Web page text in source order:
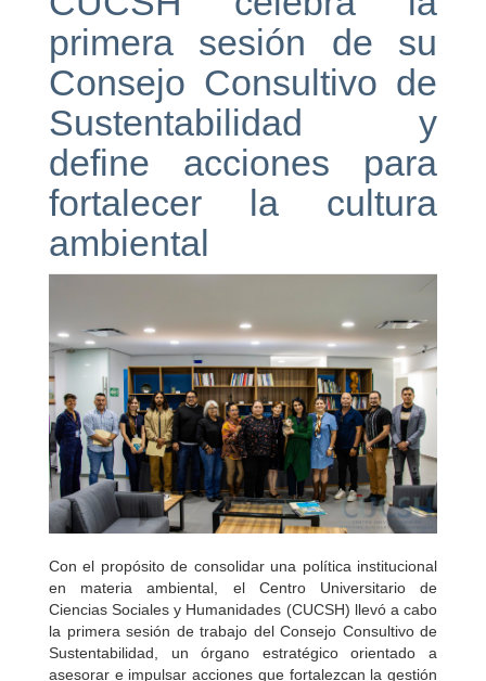
primera sesión de su
Consejo Consultivo de
Sustentabilidad y
define acciones para
fortalecer la cultura
ambiental
Con el propósito de consolidar una política institucional
en materia ambiental, el Centro Universitario de
Ciencias Sociales y Humanidades (CUCSH) llevó a cabo
la primera sesión de trabajo del Consejo Consultivo de
Sustentabilidad, un órgano estratégico orientado a
asesorar e impulsar acciones que fortalezcan la gestión